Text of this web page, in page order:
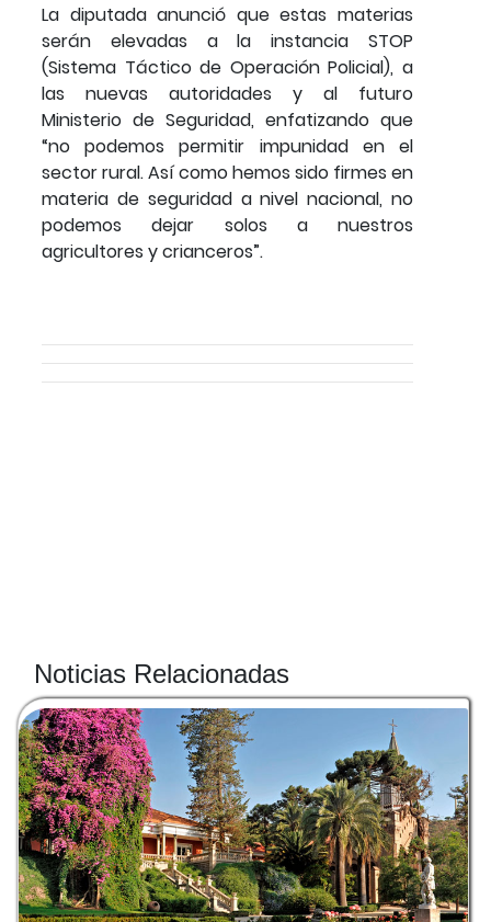
La diputada anunció que estas materias
serán elevadas a la instancia STOP
(Sistema Táctico de Operación Policial), a
las nuevas autoridades y al futuro
Ministerio de Seguridad, enfatizando que
“no podemos permitir impunidad en el
sector rural. Así como hemos sido firmes en
materia de seguridad a nivel nacional, no
podemos dejar solos a nuestros
agricultores y crianceros”.
Noticias Relacionadas